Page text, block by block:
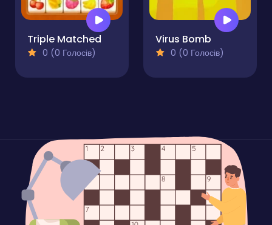
Triple Matched
0 (0 Голосів)
Virus Bomb
0 (0 Голосів)